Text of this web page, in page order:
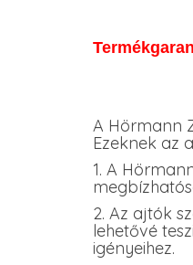
A Hörmann
Ezeknek az
1. A
2. Az ajtók
lehetővé
igényeihez.